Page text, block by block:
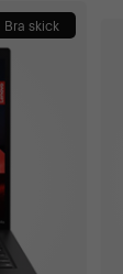
Bra skick